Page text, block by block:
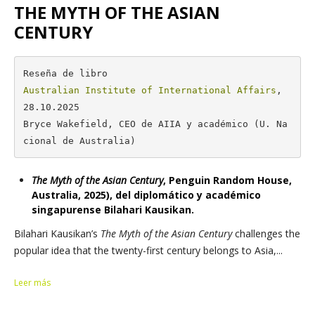
THE MYTH OF THE ASIAN
CENTURY
Australian Institute of International Affairs ,
28.10.2025
Bryce Wakefield, CEO de AIIA y académico (U. Na
cional de Australia)
The Myth of the Asian Century, Penguin Random House,
Australia, 2025), del diplomático y académico
singapurense Bilahari Kausikan.
Bilahari Kausikan’s The Myth of the Asian Centurychallenges the
popular idea that the twenty-first century belongs to Asia,...
Leer más